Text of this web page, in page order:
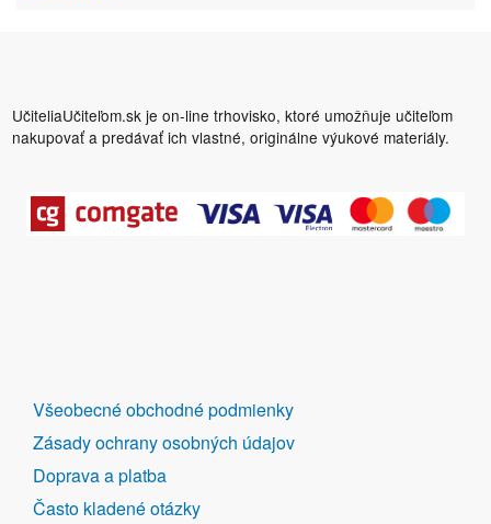
UčiteliaUčiteľom.sk je on-line trhovisko, ktoré umožňuje učiteľom
nakupovať a predávať ich vlastné, originálne výukové materiály.
DALŠÍ
ODKAZY
Všeobecné obchodné podmienky
Zásady ochrany osobných údajov
Doprava a platba
Často kladené otázky